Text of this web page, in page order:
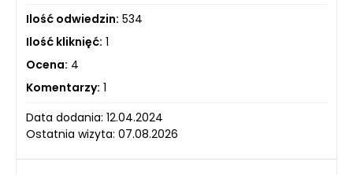
Ilość odwiedzin: 534
Ilość kliknięć: 1
Ocena: 4
Komentarzy: 1
Data dodania: 12.04.2024
Ostatnia wizyta: 07.08.2026